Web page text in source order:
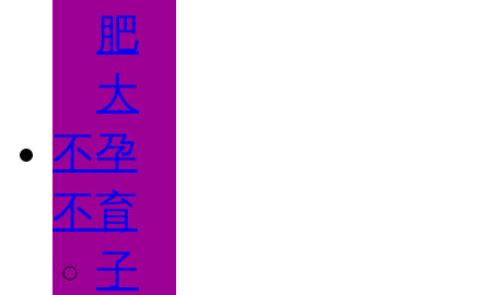
肥
大
不孕
不育
子